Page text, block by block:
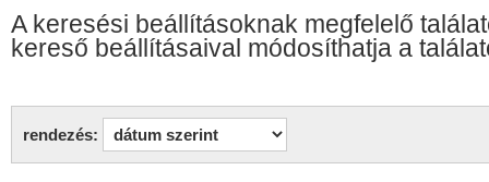
A keresési beállításoknak megfelelő
kereső beállításaival módosíthatja a
rendezés: